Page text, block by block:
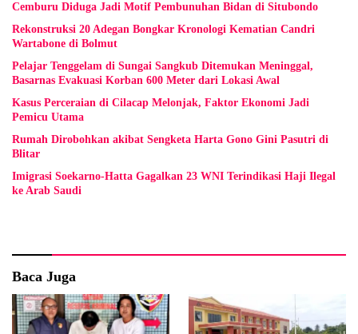
Cemburu Diduga Jadi Motif Pembunuhan Bidan di Situbondo
Rekonstruksi 20 Adegan Bongkar Kronologi Kematian Candri
Wartabone di Bolmut
Pelajar Tenggelam di Sungai Sangkub Ditemukan Meninggal,
Basarnas Evakuasi Korban 600 Meter dari Lokasi Awal
Kasus Perceraian di Cilacap Melonjak, Faktor Ekonomi Jadi
Pemicu Utama
Rumah Dirobohkan akibat Sengketa Harta Gono Gini Pasutri di
Blitar
Imigrasi Soekarno-Hatta Gagalkan 23 WNI Terindikasi Haji Ilegal
ke Arab Saudi
Baca Juga